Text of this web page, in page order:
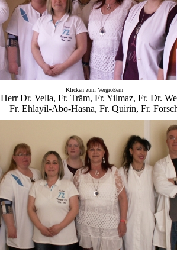
Klicken zum Vergrößern
Herr Dr. Vella, Fr. Träm, Fr. Yilmaz, Fr. Dr.
Fr. Ehlayil-Abo-Hasna, Fr. Quirin, Fr.